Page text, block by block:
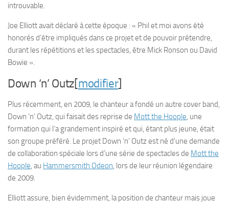
introuvable.
Joe Elliott avait déclaré à cette époque : « Phil et moi avons été
honorés d’être impliqués dans ce projet et de pouvoir prétendre,
durant les répétitions et les spectacles, être Mick Ronson ou David
Bowie ».
Down ‘n’ Outz[modifier]
Plus récemment, en 2009, le chanteur a fondé un autre cover band,
Down ‘n’ Outz, qui faisait des reprise de Mott the Hoople, une
formation qui l’a grandement inspiré et qui, étant plus jeune, était
son groupe préféré. Le projet Down ‘n’ Outz est né d’une demande
de collaboration spéciale lors d’une série de spectacles de Mott the
Hoople, au Hammersmith Odeon, lors de leur réunion légendaire
de 2009.
Elliott assure, bien évidemment, la position de chanteur mais joue